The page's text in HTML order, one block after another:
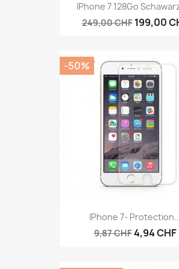
IPhone 7 128Go
249,00 CHF 199,00
IPhone 7-
9,87 CHF4,94 CHF
-50%